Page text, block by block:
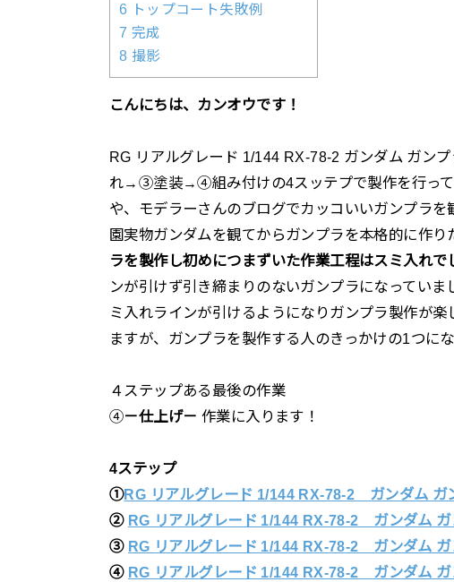
6 トップコート失敗例
7 完成
8 撮影
こんにちは、カンオウです！
RG リアルグレード 1/144 RX-78-2 ガンダム ガ
れ→③塗装→④組み付けの4スッテプで製作を行って
や、モデラーさんのブログでカッコいいガンプラ
園実物ガンダムを観てからガンプラを本格的に作り
ラを製作し初めにつまずいた作業工程はスミ入れで
ンが引けず引き締まりのないガンプラになってい
ミ入れラインが引けるようになりガンプラ製作が
ますが、ガンプラを製作する人のきっかけの1つに
４ステップある最後の作業
④－仕上げ－ 作業に入ります！
4ステップ
①RG リアルグレード 1/144 RX-78-2 ガンダム ガ
② RG リアルグレード 1/144 RX-78-2 ガンダム ガ
③ RG リアルグレード 1/144 RX-78-2 ガンダム ガ
④ RG リアルグレード 1/144 RX-78-2 ガンダム ガ